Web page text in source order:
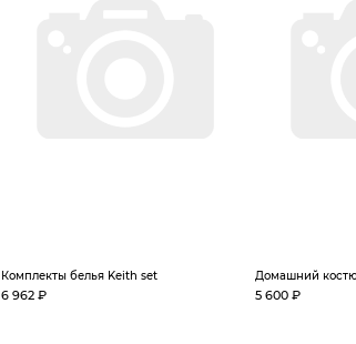
Комплекты белья Keith set
6 962 ₽
Домашний
5 600 ₽